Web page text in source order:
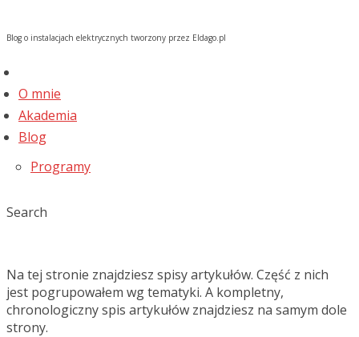
Blog o instalacjach elektrycznych tworzony przez Eldago.pl
O mnie
Akademia
Blog
Programy
Search
Na tej stronie znajdziesz spisy artykułów. Część z nich
jest pogrupowałem wg tematyki. A kompletny,
chronologiczny spis artykułów znajdziesz na samym dole
strony.